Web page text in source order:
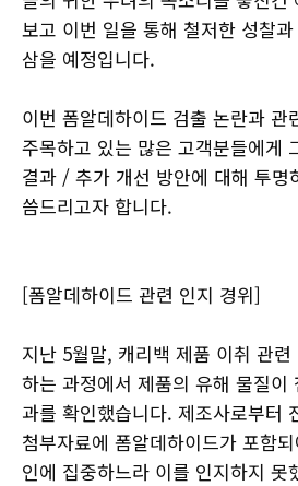
보고 이번 일을 통해 철저한 성찰
삼을 예정입니다.
이번 폼알데하이드 검출 논란과 관
주목하고 있는 많은 고객분들에게
결과 / 추가 개선 방안에 대해 투명
씀드리고자 합니다.
[폼알데하이드 관련 인지 경위]
지난 5월말, 캐리백 제품 이취 관
하는 과정에서 제품의 유해 물질이
과를 확인했습니다. 제조사로부터
첨부자료에 폼알데하이드가 포함
인에 집중하느라 이를 인지하지 못